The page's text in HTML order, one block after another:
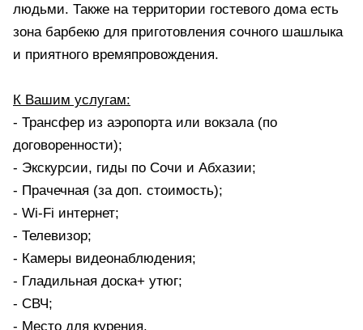
людьми. Также на территории гостевого дома есть
зона барбекю для приготовления сочного шашлыка
и приятного времяпровождения.
К Вашим услугам:
- Трансфер из аэропорта или вокзала (по
договоренности);
- Экскурсии, гиды по Сочи и Абхазии;
- Прачечная (за доп. стоимость);
- Wi-Fi интернет;
- Телевизор;
- Камеры видеонаблюдения;
- Гладильная доска+ утюг;
- СВЧ;
- Место для курения.